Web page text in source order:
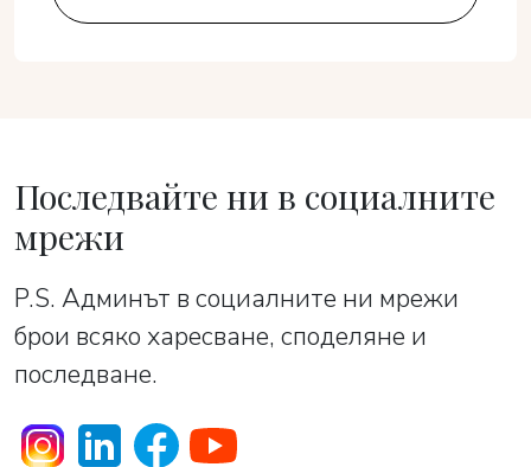
Последвайте ни в социалните
мрежи
P.S. Админът в социалните ни мрежи
брои всяко харесване, споделяне и
последване.